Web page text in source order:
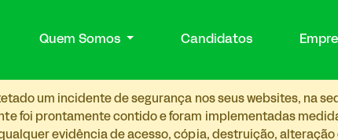
Quem Somos Candidatos
um incidente de segurança nos seus websites, na
foi prontamente contido e foram implementadas
evidência de acesso, cópia, destruição,